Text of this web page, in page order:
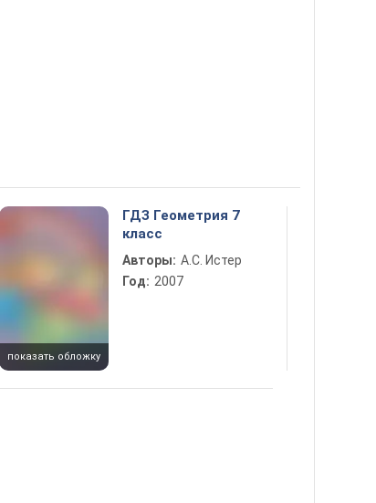
показать обложку
ГДЗ Геометрия 7
класс
Авторы: А.С. Истер
Год: 2007